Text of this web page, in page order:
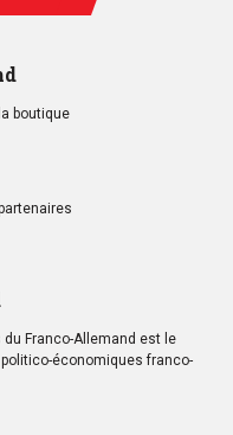
boutique
du Franco-Allemand est le
économiques franco-